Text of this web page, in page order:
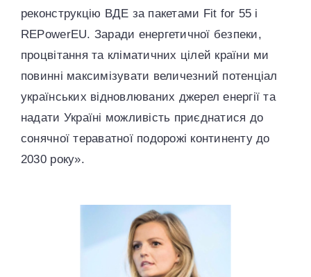
реконструкцію ВДЕ за пакетами Fit for 55 і
REPowerEU. Заради енергетичної безпеки,
процвітання та кліматичних цілей країни ми
повинні максимізувати величезний потенціал
українських відновлюваних джерел енергії та
надати Україні можливість приєднатися до
сонячної тераватної подорожі континенту до
2030 року».